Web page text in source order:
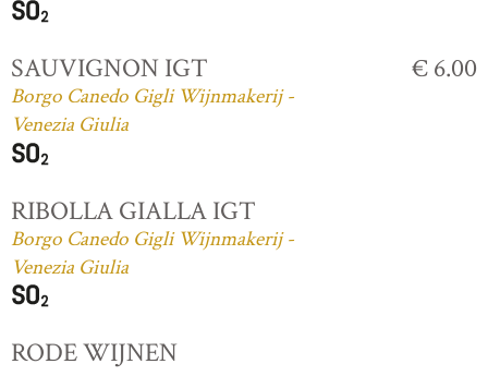
SAUVIGNON IGT
Borgo Canedo Gigli Wijnmakerij -
Venezia Giulia
€ 6.00
RIBOLLA GIALLA IGT
Borgo Canedo Gigli Wijnmakerij -
Venezia Giulia
RODE WIJNEN